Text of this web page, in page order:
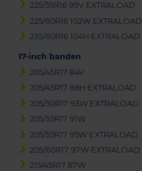
225/55R16 99V EXTRALOAD
225/60R16 102W EXTRALOAD
235/60R16 104H EXTRALOAD
17-inch banden
205/45R17 84V
205/45R17 88H EXTRALOAD
205/50R17 93W EXTRALOAD
205/55R17 91W
205/55R17 95W EXTRALOAD
205/60R17 97W EXTRALOAD
215/45R17 87W